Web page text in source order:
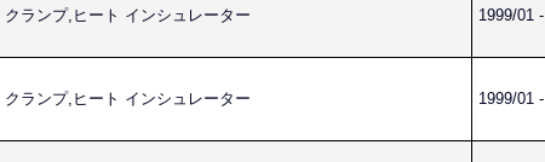
ランプ,ヒート インシュレーター 1999/01 -
ランプ,ヒート インシュレーター 1999/01 -